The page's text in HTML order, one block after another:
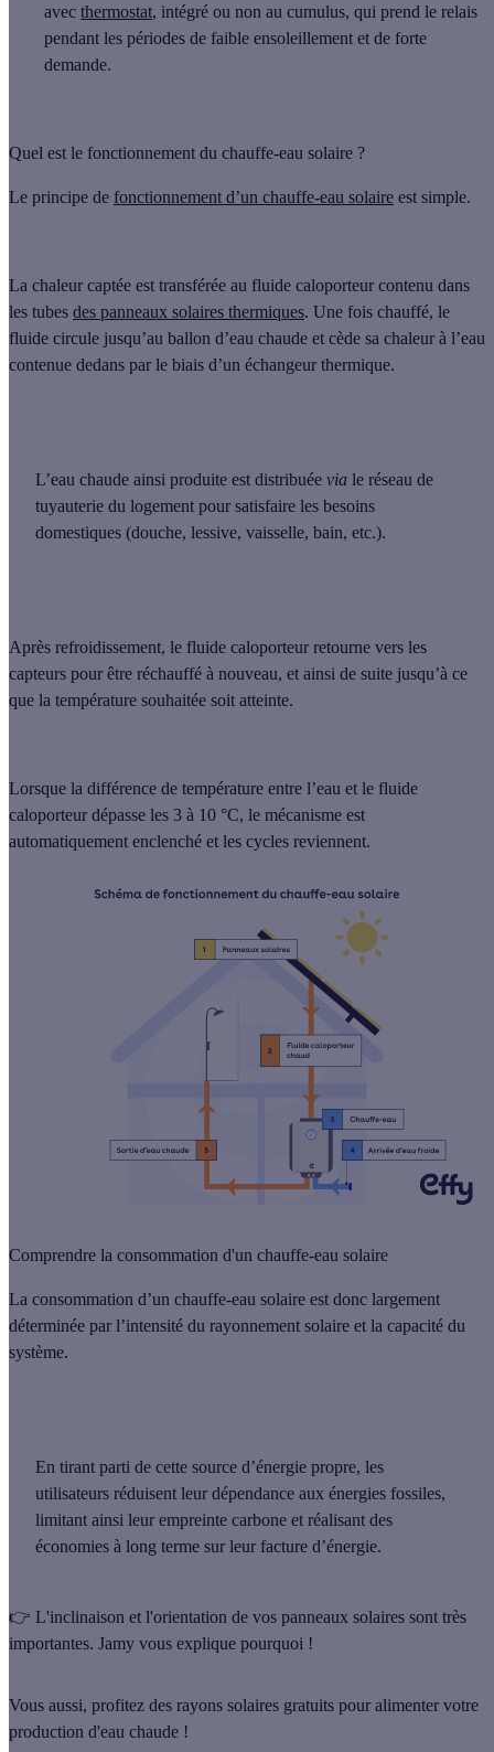
avec thermostat, intégré ou non au cumulus, qui prend le relais
pendant les périodes de faible ensoleillement et de forte
demande.
Quel est le fonctionnement du chauffe-eau solaire ?
Le principe de fonctionnement d’un chauffe-eau solaire est simple.
La chaleur captée est transférée au fluide caloporteur contenu dans
les tubes des panneaux solaires thermiques. Une fois chauffé, le
fluide circule jusqu’au ballon d’eau chaude et cède sa chaleur à l’eau
contenue dedans par le biais d’un échangeur thermique.
L’eau chaude ainsi produite est distribuée via le réseau de
tuyauterie du logement pour satisfaire les besoins
domestiques (douche, lessive, vaisselle, bain, etc.).
Après refroidissement, le fluide caloporteur retourne vers les
capteurs pour être réchauffé à nouveau, et ainsi de suite jusqu’à ce
que la température souhaitée soit atteinte.
Lorsque la différence de température entre l’eau et le fluide
caloporteur dépasse les 3 à 10 °C, le mécanisme est
automatiquement enclenché et les cycles reviennent.
Comprendre la consommation d'un chauffe-eau solaire
La consommation d’un chauffe-eau solaire est donc largement
déterminée par l’intensité du rayonnement solaire et la capacité du
système.
En tirant parti de cette source d’énergie propre, les
utilisateurs réduisent leur dépendance aux énergies fossiles,
limitant ainsi leur empreinte carbone et réalisant des
économies à long terme sur leur facture d’énergie.
👉 L'inclinaison et l'orientation de vos panneaux solaires sont très
importantes. Jamy vous explique pourquoi !
Vous aussi, profitez des rayons solaires gratuits pour alimenter votre
production d'eau chaude !